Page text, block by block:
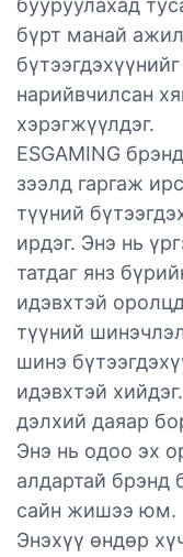
бууруулахад
бүрт манай
нарийвчилсан
хэрэгжүүлдэг.
ESGAMING
зээлд гаргаж
түүний
ирдэг. Энэ нь
татдаг янз
идэвхтэй
түүний
шинэ
идэвхтэй
дэлхий даяар
Энэ нь одоо эх
алдартай брэнд
сайн жишээ юм.
Энэхүү өндөр